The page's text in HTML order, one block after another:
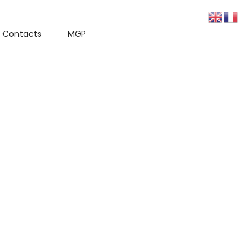
Contacts MGP